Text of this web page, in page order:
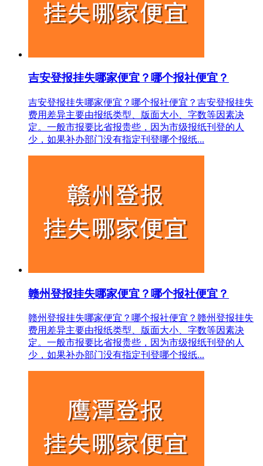
吉安登报挂失哪家便宜？哪个报社便宜？
吉安登报挂失哪家便宜？哪个报社便宜？吉安登报挂失
费用差异主要由报纸类型、版面大小、字数等因素决
定。一般市报要比省报贵些，因为市级报纸刊登的人
少，如果补办部门没有指定刊登哪个报纸...
赣州登报挂失哪家便宜？哪个报社便宜？
赣州登报挂失哪家便宜？哪个报社便宜？赣州登报挂失
费用差异主要由报纸类型、版面大小、字数等因素决
定。一般市报要比省报贵些，因为市级报纸刊登的人
少，如果补办部门没有指定刊登哪个报纸...